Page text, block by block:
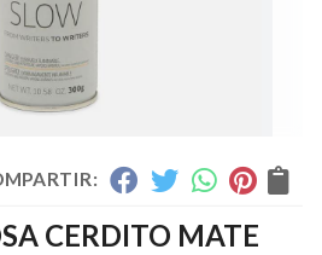
CERDITO MATE